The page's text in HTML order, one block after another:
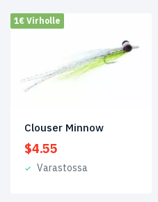
1€ Virholle
Clouser Minnow
$4.55
Varastossa